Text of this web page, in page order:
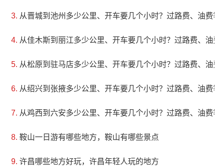
从晋城到池州多少公里、开车要几个小时？过路费、油费
从佳木斯到丽江多少公里、开车要几个小时？过路费、油
从松原到驻马店多少公里、开车要几个小时？过路费、油
从绍兴到张掖多少公里、开车要几个小时？过路费、油费
从鸡西到六安多少公里、开车要几个小时？过路费、油费
鞍山一日游有哪些地方，鞍山有哪些景点
许昌哪些地方好玩，许昌年轻人玩的地方